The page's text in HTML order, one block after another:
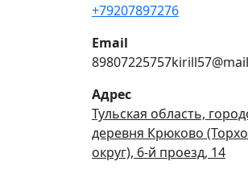
+79207897276
Email
Адрес
Тульская область,
деревня Крюково
округ), 6-й проезд, 14